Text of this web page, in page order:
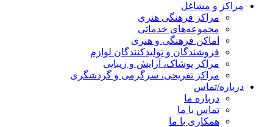
مراکز و مشاغل
مراکز فرهنگی هنری
مجموعه‌های خدماتی
اماکن فرهنگی و هنری
فروشندگان و تولیدکنندگان لوازم
مراکز پوشاک، آرایش و زیبایی
مراکز تفریحی، سرگرمی و گردشگری
درباره/تماس
درباره ما
تماس با ما
همکاری با ما